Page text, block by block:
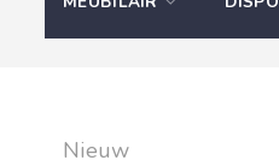
Nieuw